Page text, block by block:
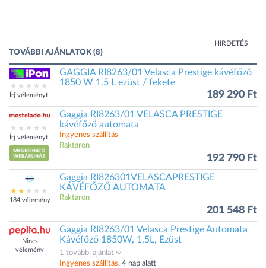
HIRDETÉS
TOVÁBBI AJÁNLATOK (8)
Írj véleményt!
GAGGIA RI8263/01 Velasca Prestige kávéfőző
1850 W 1.5 L ezüst / fekete
189 290 Ft
Írj véleményt!
Gaggia RI8263/01 VELASCA PRESTIGE
kávéfőző automata
Ingyenes szállítás
Raktáron
192 790 Ft
184 vélemény
Gaggia RI826301VELASCAPRESTIGE
KÁVÉFŐZŐ AUTOMATA
Raktáron
201 548 Ft
Nincs
vélemény
Gaggia RI8263/01 Velasca Prestige Automata
Kávéfőző 1850W, 1,5L, Ezüst
1 további ajánlat
Ingyenes szállítás, 4 nap alatt